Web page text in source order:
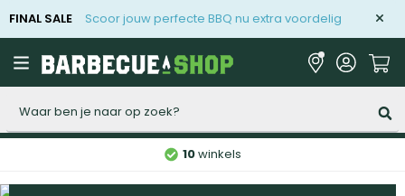
FINAL SALE Scoor jouw perfecte BBQ nu extra voordelig
10winkels